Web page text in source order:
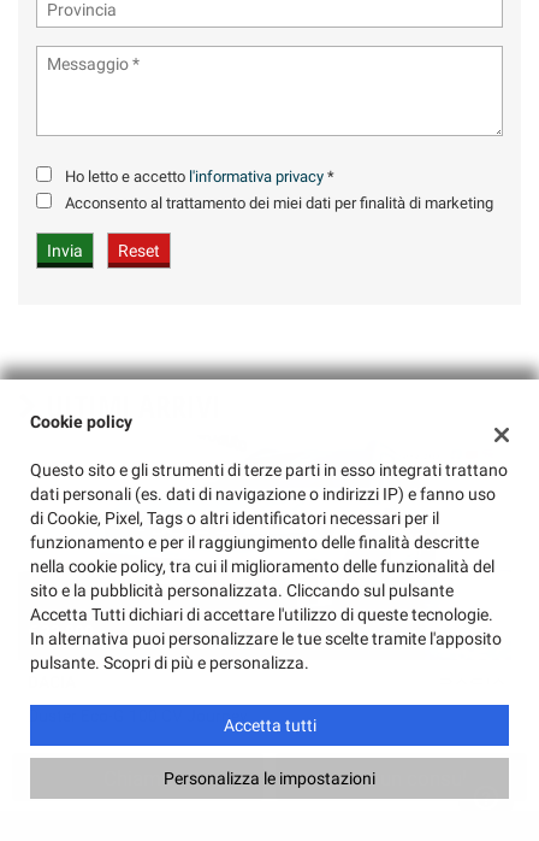
Ho letto e accetto l'informativa privacy *
Acconsento al trattamento dei miei dati per finalità di marketing
Chiama Contatta un consulente
ULTIMI ARRIVI
€ 22.800
Duster Eco-G 100 CV Journey
Cookie policy
Questo sito e gli strumenti di terze parti in esso integrati trattano
dati personali (es. dati di navigazione o indirizzi IP) e fanno uso
di Cookie, Pixel, Tags o altri identificatori necessari per il
funzionamento e per il raggiungimento delle finalità descritte
nella cookie policy, tra cui il miglioramento delle funzionalità del
sito e la pubblicità personalizzata. Cliccando sul pulsante
Accetta Tutti dichiari di accettare l'utilizzo di queste tecnologie.
In alternativa puoi personalizzare le tue scelte tramite l'apposito
pulsante. Scopri di più e personalizza.
Accetta tutti
Personalizza le impostazioni